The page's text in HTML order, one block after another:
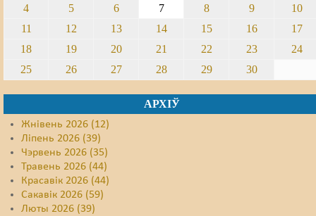
4
5 6 7 8 9
10
11
12 13 14 15 16
17
18
19 20 21 22 23
24
25
26 27 28 29 30
АРХІЎ
Жнівень 2026 (12)
Ліпень 2026 (39)
Чэрвень 2026 (35)
Травень 2026 (44)
Красавік 2026 (44)
Сакавік 2026 (59)
Люты 2026 (39)
Сьмяротнае пакараньне
Экалёгія
Правы працоўных